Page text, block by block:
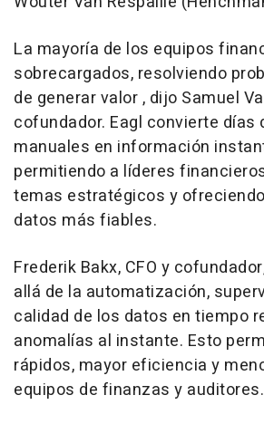
La mayoría de los equipos
sobrecargados, resolviendo
de generar valor , dijo Samuel
cofundador. Eagl convierte días
manuales en información
permitiendo a líderes
temas estratégicos y
datos más fiables.
Frederik Bakx, CFO y
allá de la automatización,
calidad de los datos en tiempo
anomalías al instante. Esto
rápidos, mayor eficiencia y
equipos de finanzas y auditores.